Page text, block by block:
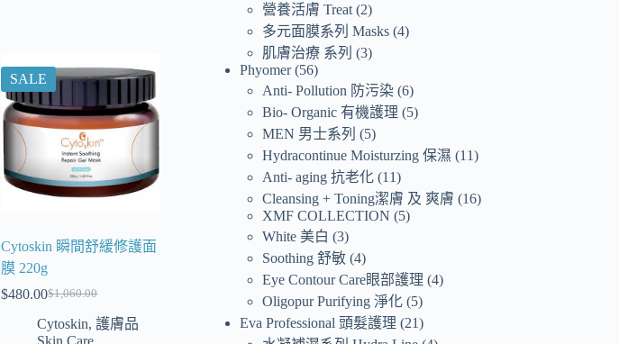
SALE
Cytoskin 瞬間舒緩修護面
膜 220g
$1,060.00
$480.00
Cytoskin,護膚品
Skin Care
營養活膚 Treat 2
多元面膜系列 Masks 4
肌膚治療 系列
3
Phyomer 56
Anti- Pollution 防污染 6
Bio- Organic 有機護理
5
MEN 男士系列
5
Hydracontinue Moisturzing 保濕
11
Anti- aging 抗老化 11
Cleansing + Toning潔膚 及 爽膚
16
XMF COLLECTION
5
White 美白
3
Soothing 舒敏 4
Eye Contour Care眼部護理 4
Oligopur Purifying 淨化 5
Eva Professional 頭髮護理
21